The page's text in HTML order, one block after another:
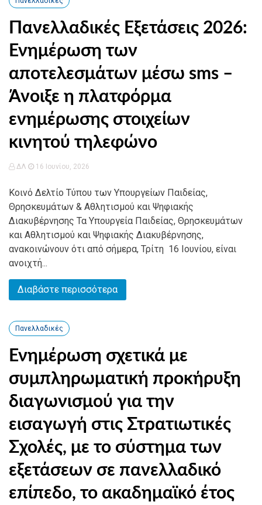
Πανελλαδικές Εξετάσεις 2026:
Ενημέρωση των
αποτελεσμάτων μέσω sms –
Άνοιξε η πλατφόρμα
ενημέρωσης στοιχείων
κινητού τηλεφώνο
ΔΛ 16 Ιουνίου, 2026
Κοινό Δελτίο Τύπου των Υπουργείων Παιδείας,
Θρησκευμάτων & Αθλητισμού και Ψηφιακής
Διακυβέρνησης Τα Υπουργεία Παιδείας, Θρησκευμάτων
και Αθλητισμού και Ψηφιακής Διακυβέρνησης,
ανακοινώνουν ότι από σήμερα, Τρίτη 16 Ιουνίου, είναι
ανοιχτή...
Διαβάστε περισσότερα
Πανελλαδικές
Ενημέρωση σχετικά με
συμπληρωματική προκήρυξη
διαγωνισμού για την
εισαγωγή στις Στρατιωτικές
Σχολές, με το σύστημα των
εξετάσεων σε πανελλαδικό
επίπεδο, το ακαδημαϊκό έτος